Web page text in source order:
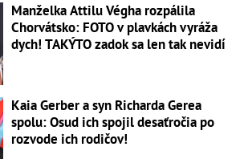
Manželka Attilu Végha rozpálila
Chorvátsko: FOTO v plavkách vyráža
dych! TAKÝTO zadok sa len tak nevidí
Kaia Gerber a syn Richarda Gerea
spolu: Osud ich spojil desaťročia po
rozvode ich rodičov!